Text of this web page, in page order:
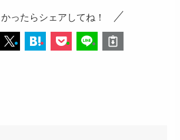
かったらシェアしてね！